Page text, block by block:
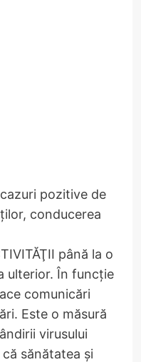
pozitive de
conducerea
până la o
ulterior. În funcţie
comunicări
Este o măsură
virusului
sănătatea şi